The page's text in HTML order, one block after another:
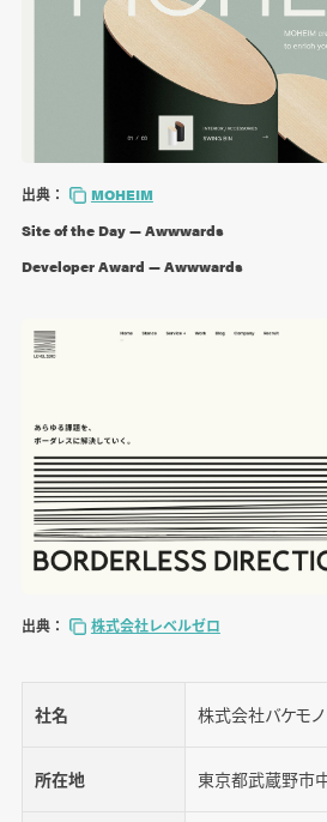
出典：
MOHEIM
Site of the Day — Awwwards
Developer Award — Awwwards
出典： 株式会社レベルゼロ
社名 株式会社バケモノ
所在地 東京都武蔵野市